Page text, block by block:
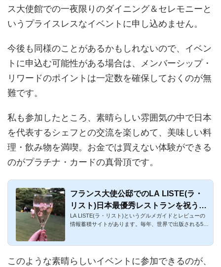
ス大使館での一夜限りのダイニング＆セレモニーと
いうプライスレスなイベントに申し込めません。
今後も同様のことがあるかもしれないので、イベン
トに申込む可能性がある場合は、メンバーシップ・
リワードのポイントは一定数を確保しておくのが無
難です。
私も参加したところ、素晴らしい雰囲気の中で日本
を代表するシェフとの交流を楽しめて、美味しい料
理・飲み物を満喫。お金では買えない体験ができる
のがプラチナ・カードの真骨頂です。
フランス大使公邸でのLA LISTE(ラ・
リスト)日本最優秀レストランを祝うレ
セプション 2018年に参加！アメックス
プラチナの神通力！
LA LISTE(ラ・リスト)というグルメガイドとレビューの
情報蓄積サイトがあります。毎年、世界で出版される550
このような素晴らしいイベントに参加できるのが、